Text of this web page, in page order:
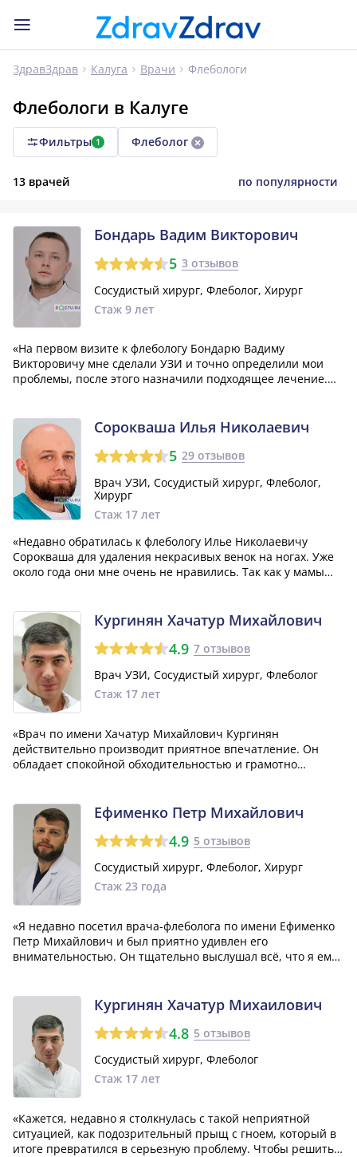
ЗдравЗдрав Калуга Врачи Флебологи
Флебологи в Калуге
Фильтры 1 Флеболог
13 врачей по популярности
Бондарь Вадим Викторович
5 3 отзывов
Сосудистый хирург, Флеболог, Хирург
Стаж 9 лет
«На первом визите к флебологу Бондарю Вадиму
Викторовичу мне сделали УЗИ и точно определили мои
проблемы, после этого назначили подходящее лечение.
важные рекомендации по подготовке...»
Сорокваша Илья Николаевич
5 29 отзывов
Врач УЗИ, Сосудистый хирург, Флеболог,
Хирург
Стаж 17 лет
«Недавно обратилась к флебологу Илье Николаевичу
Сорокваша для удаления некрасивых венок на ногах. Уже
около года они мне очень не нравились. Так как у мамы
косметических дефект, который...»
Кургинян Хачатур Михайлович
4.9 7 отзывов
Врач УЗИ, Сосудистый хирург, Флеболог
Стаж 17 лет
«Врач по имени Хачатур Михайлович Кургинян
действительно производит приятное впечатление. Он
обладает спокойной обходительностью и грамотно
сомнения в его профессионализме. Он умеет грамотно о...»
Ефименко Петр Михайлович
4.9 5 отзывов
Сосудистый хирург, Флеболог, Хирург
Стаж 23 года
«Я недавно посетил врача-флеболога по имени Ефименко
Петр Михайлович и был приятно удивлен его
внимательностью. Он тщательно выслушал всё, что я ему
я остался очень доволен обращением к н...»
Кургинян Хачатур Михаилович
4.8 5 отзывов
Сосудистый хирург, Флеболог
Стаж 17 лет
«Кажется, недавно я столкнулась с такой неприятной
ситуацией, как подозрительный прыщ с гноем, который в
итоге превратился в серьезную проблему. Чтобы решить